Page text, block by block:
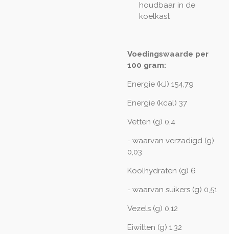
houdbaar in de
koelkast
Voedingswaarde per
100 gram:
Energie (kJ) 154,79
Energie (kcal) 37
Vetten (g) 0,4
- waarvan verzadigd (g)
0,03
Koolhydraten (g) 6
- waarvan suikers (g) 0,51
Vezels (g) 0,12
Eiwitten (g) 1,32